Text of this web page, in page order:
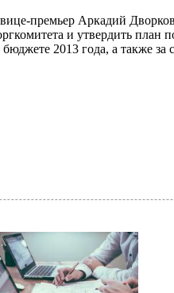
премьер Аркадий
и утвердить
2013 года, а также